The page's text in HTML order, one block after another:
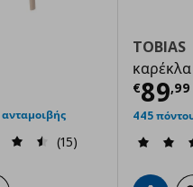
τιμή € 89,99
(15)
TOBIAS
καρέκλα
€89,99
445